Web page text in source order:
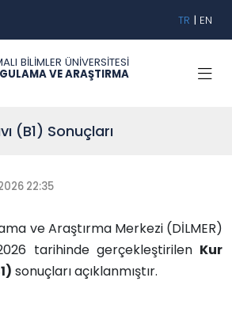
TR | EN
BİLİMLER ÜNİVERSİTESİ
VE ARAŞTIRMA
(B1) Sonuçları
22:35
ve Araştırma Merkezi (DİLMER)
tarihinde gerçekleştirilen Kur
sonuçları açıklanmıştır.